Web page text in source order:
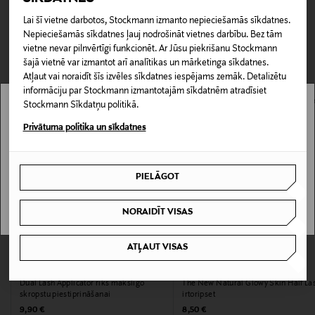
Lai šī vietne darbotos, Stockmann izmanto nepieciešamās sīkdatnes.
Nepieciešamās sīkdatnes ļauj nodrošināt vietnes darbību. Bez tām
vietne nevar pilnvērtīgi funkcionēt. Ar Jūsu piekrišanu Stockmann
šajā vietnē var izmantot arī analītikas un mārketinga sīkdatnes.
Atļaut vai noraidīt šīs izvēles sīkdatnes iespējams zemāk. Detalizētu
informāciju par Stockmann izmantotajām sīkdatnēm atradīsiet
Stockmann Sīkdatņu politikā.
Privātuma politika un sīkdatnes
PIELĀGOT
NORAIDĪT VISAS
ATĻAUT VISAS
mākslinieku izvēle numur viens.
Produkta numurs
151248733
Ādas tips
Normālai un kombinētai ādai
Krāsa
CLEAR
Izmērs
Sastāvdaļas
Piegāde uz saņemšanas punktu
0,00 € – 4,90 €
saņemšanas brīža. Atgriešana ir bezmaksas, un par to nav
jāpaziņo iepriekš. Veselības un higiēnas apsvērumu dēļ
nedrīkst atdot atpakaļ aizzīmogotas preces, ja to zīmogs ir
atvērts. Aizzīmogotiem kosmētikas un dabiskiem līdzekļiem,
kas tiek atdoti atpakaļ, ir jābūt to sākotnējā neatvērtajā
iepakojumā.
PREČU ATGRIEŠANAS POLITIKA
CITI KLIENTI SKATĪJĀS ARĪ
Dual Lash Applicator rīks mākslīgo
skropstu piestiprināšanai
Original Price
9,90 €
The New Natural Glowy Skin Half
irtoripset
Original Price
8,50 €
Stockmann nav pieejams tavā valstī.
I UNDERSTAND